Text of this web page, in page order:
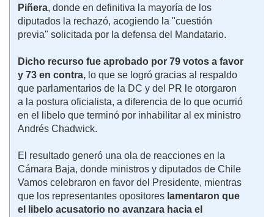
Piñera, donde en definitiva la mayoría de los
diputados la rechazó, acogiendo la "cuestión
previa" solicitada por la defensa del Mandatario.
Dicho recurso fue aprobado por 79 votos a favor
y 73 en contra, lo que se logró gracias al respaldo
que parlamentarios de la DC y del PR le otorgaron
a la postura oficialista, a diferencia de lo que ocurrió
en el libelo que terminó por inhabilitar al ex ministro
Andrés Chadwick.
El resultado generó una ola de reacciones en la
Cámara Baja, donde ministros y diputados de Chile
Vamos celebraron en favor del Presidente, mientras
que los representantes opositores lamentaron que
el libelo acusatorio no avanzara hacia el